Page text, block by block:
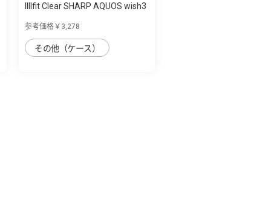
IIIIfit Clear SHARP AQUOS wish3
参考価格￥3,278
その他（ケース）